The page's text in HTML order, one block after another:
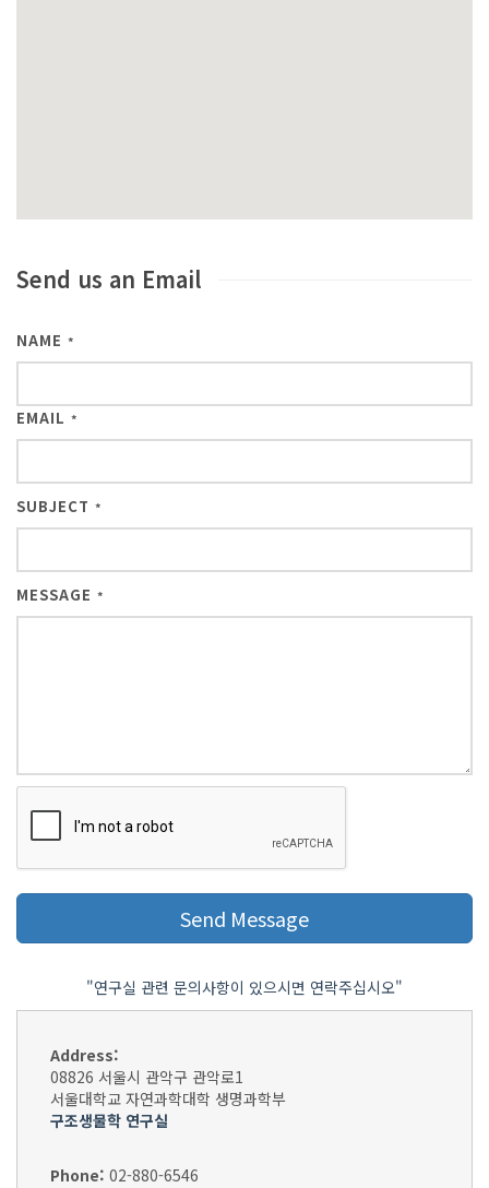
Send us an Email
NAME *
EMAIL *
SUBJECT *
MESSAGE *
"연구실 관련 문의사항이 있으시면 연락주십시오"
Address:
08826 서울시 관악구 관악로1
서울대학교 자연과학대학 생명과학부
구조생물학 연구실
Phone: 02-880-6546